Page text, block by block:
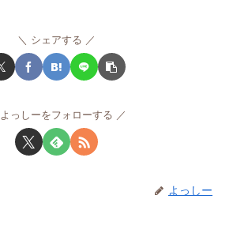
シェアする
よっしーをフォローする
よっしー